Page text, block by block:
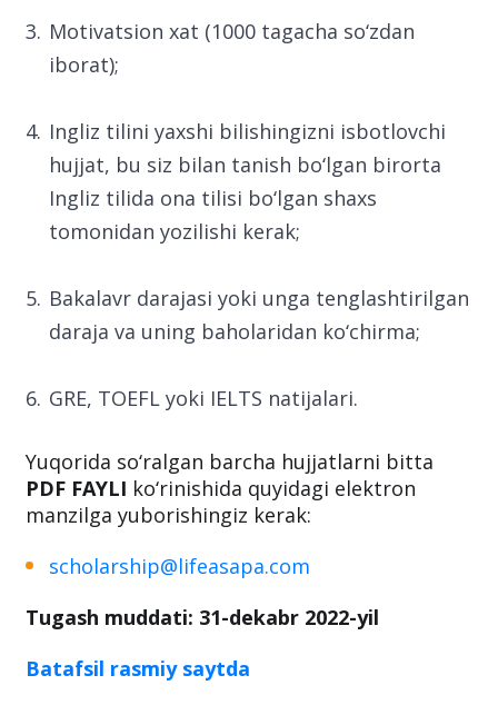
Motivatsion xat (1000 tagacha so‘zdan
iborat);
Ingliz tilini yaxshi bilishingizni isbotlovchi
hujjat, bu siz bilan tanish bo‘lgan birorta
Ingliz tilida ona tilisi bo‘lgan shaxs
tomonidan yozilishi kerak;
Bakalavr darajasi yoki unga tenglashtirilgan
daraja va uning baholaridan ko‘chirma;
GRE, TOEFL yoki IELTS natijalari.
Yuqorida so‘ralgan barcha hujjatlarni bitta
PDF FAYLI ko‘rinishida quyidagi elektron
manzilga yuborishingiz kerak:
scholarship@lifeasapa.com
Tugash muddati: 31-dekabr 2022-yil
Batafsil rasmiy saytda